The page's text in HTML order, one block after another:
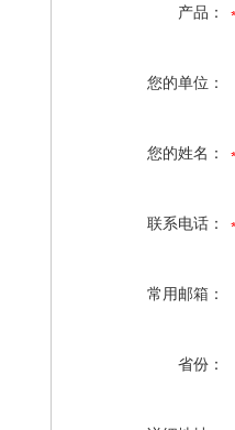
产品：
您的单位：
您的姓名：
联系电话：
常用邮箱：
省份：